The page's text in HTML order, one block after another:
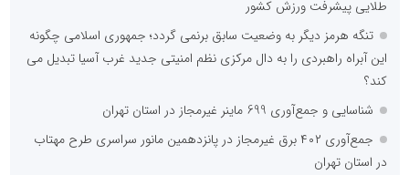
طلایی پیشرفت ورزش کشور
تنگه هرمز دیگر به وضعیت سابق برنمی گردد؛ جمهوری اسلامی چگونه
این آبراه راهبردی را به دال مرکزی نظم امنیتی جدید غرب آسیا تبدیل می
کند؟
شناسایی و جمع‌آوری 699 ماینر غیرمجاز در استان تهران
جمع‌آوری ۴۰۲ برق غیرمجاز در پانزدهمین مانور سراسری طرح مهتاب
در استان تهران